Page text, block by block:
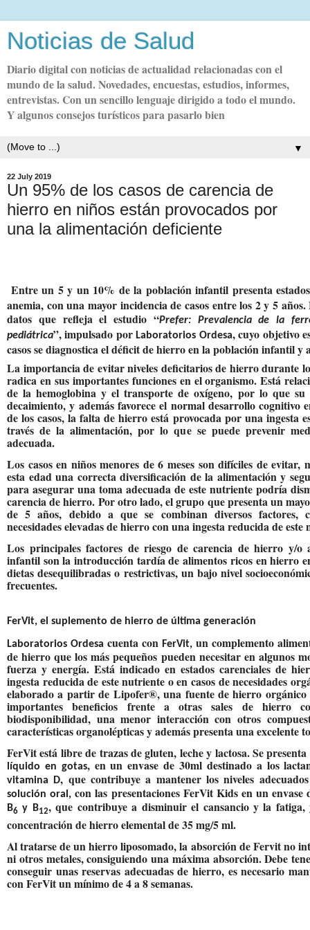
Noticias de Salud
Diario digital con noticias de actualidad relacionadas con el
mundo de la salud. Novedades, encuestas, estudios, informes,
entrevistas. Con un sencillo lenguaje dirigido a todo el mundo.
Y algunos consejos turísticos para pasarlo bien
▼
22 July 2019
Un 95% de los casos de carencia de
hierro en niños están provocados por
una la alimentación deficiente
Entre un 5 y un 10% de la población infantil presenta
anemia, con una mayor incidencia de casos entre los 2 y 5 años.
datos que refleja el estudio “Prefer: Prevalencia de la
pediátrica”, impulsado porLaboratorios Ordesa, cuyo objetivo
casos se diagnostica el déficit de hierro en la población infantil y
La importancia de evitar niveles deficitarios de hierro durante
radica en sus importantes funciones en el organismo. Está
de la hemoglobina y el transporte de oxígeno, por lo que su
decaimiento, y además favorece el normal desarrollo cognitivo
de los casos, la falta de hierro está provocada por una ingesta
través de la alimentación, por lo que se puede prevenir
adecuada.
Los casos en niños menores de 6 meses son difíciles de
esta edad una correcta diversificación de la alimentación y
para asegurar una toma adecuada de este nutriente podría
carencia de hierro. Por otro lado, el grupo que presenta un
de 5 años, debido a que se combinan diversos factores,
necesidades elevadas de hierro con una ingesta reducida de este
Los principales factores de riesgo de carencia de hierro y/o
infantil son la introducción tardía de alimentos ricos en hierro
dietas desequilibradas o restrictivas, un bajo nivel
frecuentes.
FerVit, el suplemento de hierro de última generación
Laboratorios Ordesa cuenta con FerVit, un complemento
de hierro que los más pequeños pueden necesitar en algunos
fuerza y energía. Está indicado en estados carenciales de
ingesta reducida de este nutriente o en casos de necesidades
elaborado a partir de Lipofer®, una fuente de hierro orgánico
importantes beneficios frente a otras sales de hierro
biodisponibilidad, una menor interacción con otros
características organolépticas y además presenta una excelente
FerVit está libre de trazas de gluten, leche y lactosa. Se
líquido en gotas, en un envase de 30ml destinado a los
vitamina D, que contribuye a mantener los niveles
solución oral,con las presentaciones FerVit Kids en un envase
B6 y B12, que contribuye a disminuir el cansancio y la
concentración de hierro elemental de 35 mg/5 ml.
Al tratarse de un hierro liposomado, la absorción de Fervit no
ni otros metales, consiguiendo una máxima absorción. Debe
conseguir unas reservas adecuadas de hierro, es necesario
con FerVit un mínimo de 4 a 8 semanas.